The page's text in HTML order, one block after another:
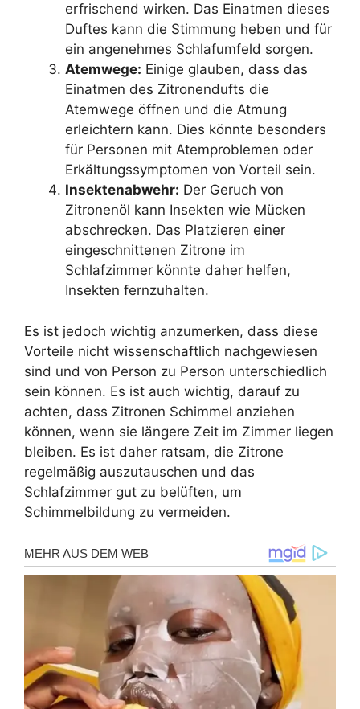
erfrischend wirken. Das Einatmen dieses
Duftes kann die Stimmung heben und für
ein angenehmes Schlafumfeld sorgen.
Atemwege: Einige glauben, dass das
Einatmen des Zitronendufts die
Atemwege öffnen und die Atmung
erleichtern kann. Dies könnte besonders
für Personen mit Atemproblemen oder
Erkältungssymptomen von Vorteil sein.
Insektenabwehr: Der Geruch von
Zitronenöl kann Insekten wie Mücken
abschrecken. Das Platzieren einer
eingeschnittenen Zitrone im
Schlafzimmer könnte daher helfen,
Insekten fernzuhalten.
Es ist jedoch wichtig anzumerken, dass diese
Vorteile nicht wissenschaftlich nachgewiesen
sind und von Person zu Person unterschiedlich
sein können. Es ist auch wichtig, darauf zu
achten, dass Zitronen Schimmel anziehen
können, wenn sie längere Zeit im Zimmer liegen
bleiben. Es ist daher ratsam, die Zitrone
regelmäßig auszutauschen und das
Schlafzimmer gut zu belüften, um
Schimmelbildung zu vermeiden.